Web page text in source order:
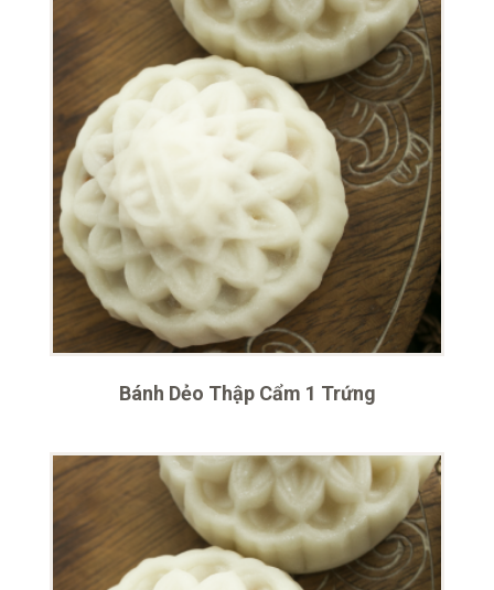
Bánh Dẻo Thập Cẩm 1 Trứng